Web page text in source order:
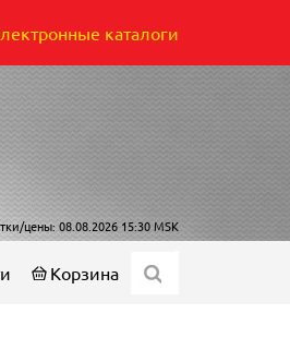
каталоги
цены: 08.08.2026 15:30 MSK
Корзина